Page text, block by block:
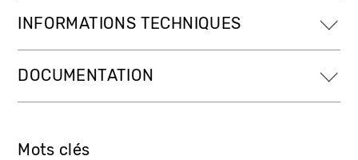
INFORMATIONS TECHNIQUES
DOCUMENTATION
Mots clés